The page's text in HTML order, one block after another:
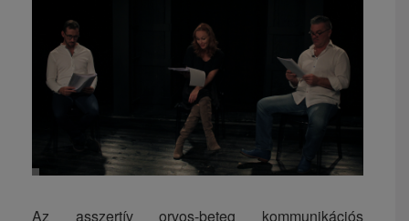
Az asszertív orvos-beteg kommunikációs